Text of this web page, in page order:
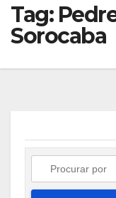
Tag:
Sorocaba